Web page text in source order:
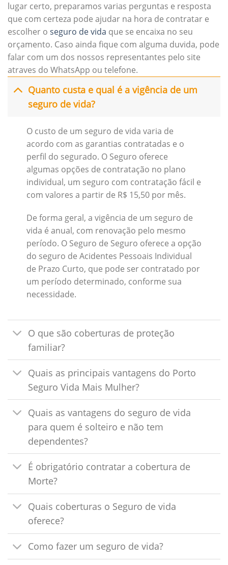
lugar certo, preparamos varias perguntas e resposta
que com certeza pode ajudar na hora de contratar e
escolher o seguro de vida que se encaixa no seu
orçamento. Caso ainda fique com alguma duvida, pode
falar com um dos nossos representantes pelo site
atraves do WhatsApp ou telefone.
Quanto custa e qual é a vigência de um
seguro de vida?
O custo de um seguro de vida varia de
acordo com as garantias contratadas e o
perfil do segurado. O Seguro oferece
algumas opções de contratação no plano
individual, um seguro com contratação fácil e
com valores a partir de R$ 15,50 por mês.
De forma geral, a vigência de um seguro de
vida é anual, com renovação pelo mesmo
período. O Seguro de Seguro oferece a opção
do seguro de Acidentes Pessoais Individual
de Prazo Curto, que pode ser contratado por
um período determinado, conforme sua
necessidade.
O que são coberturas de proteção
familiar?
Quais as principais vantagens do Porto
Seguro Vida Mais Mulher?
Quais as vantagens do seguro de vida
para quem é solteiro e não tem
dependentes?
É obrigatório contratar a cobertura de
Morte?
Quais coberturas o Seguro de vida
oferece?
Como fazer um seguro de vida?